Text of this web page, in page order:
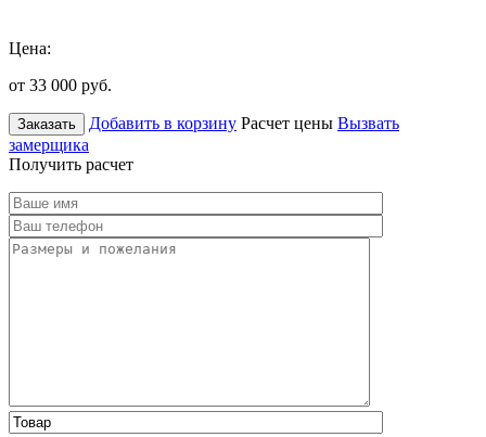
Цена:
от 33 000 руб.
Заказать Добавить в корзину Расчет цены Вызвать
замерщика
Получить расчет